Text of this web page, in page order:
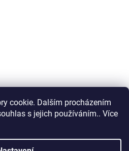
cookie. Dalším procházením
s jejich používáním.. Více
podmínky